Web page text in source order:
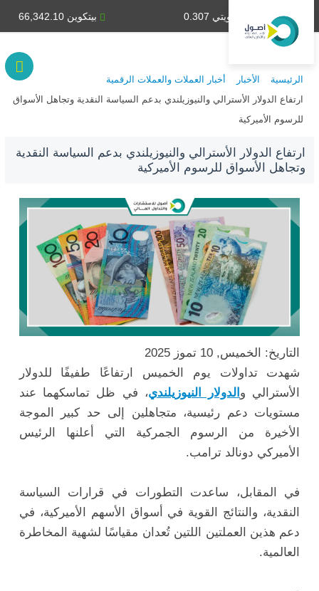
بيتكوين 66,342.10 دينار كويتي 0.307
الرئيسية الأخبار
أخبار العملات والعملات الرقمية
ارتفاع الدولار الأسترالي والنيوزيلندي بدعم السياسة النقدية وتجاهل الأسواق
للرسوم الأميركية
ارتفاع الدولار الأسترالي والنيوزيلندي بدعم السياسة النقدية
وتجاهل الأسواق للرسوم الأميركية
التاريخ: الخميس, 10 تموز 2025
شهدت تداولات يوم الخميس ارتفاعًا طفيفًا للدولار
الأسترالي و الدولار النيوزيلندي، في ظل تماسكهما عند
مستويات دعم رئيسية، متجاهلين إلى حد كبير الموجة
الأخيرة من الرسوم الجمركية التي أعلنها الرئيس
الأميركي دونالد ترامب.
في المقابل، ساعدت التطورات في قرارات السياسة
النقدية، والنتائج القوية في أسواق الأسهم الأميركية، في
دعم هذين العملتين اللتين تُعدان مقياسًا لشهية المخاطرة
العالمية.